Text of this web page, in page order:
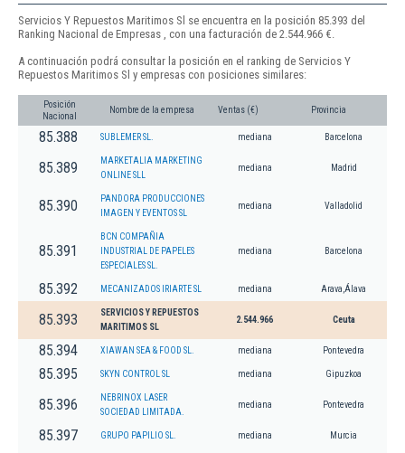
Servicios Y Repuestos Maritimos Sl se encuentra en la posición 85.393 del
Ranking Nacional de Empresas , con una facturación de 2.544.966 €.
A continuación podrá consultar la posición en el ranking de Servicios Y
Repuestos Maritimos Sl y empresas con posiciones similares:
Posición
Nacional
Nombre de la empresa Ventas (€) Provincia
85.388 SUBLEMER SL. mediana Barcelona
85.389
MARKETALIA MARKETING
ONLINE SLL
mediana Madrid
85.390
PANDORA PRODUCCIONES
IMAGEN Y EVENTOS SL
mediana Valladolid
85.391
BCN COMPAÑIA
INDUSTRIAL DE PAPELES
ESPECIALES SL.
mediana Barcelona
85.392 MECANIZADOS IRIARTE SL mediana Arava,Álava
85.393
SERVICIOS Y REPUESTOS
MARITIMOS SL
2.544.966 Ceuta
85.394 XIAWAN SEA & FOOD SL. mediana Pontevedra
85.395 SKYN CONTROL SL mediana Gipuzkoa
85.396
NEBRINOX LASER
SOCIEDAD LIMITADA.
mediana Pontevedra
85.397 GRUPO PAPILIO SL. mediana Murcia